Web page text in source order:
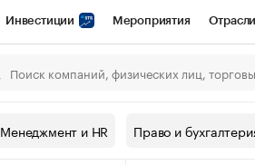
Инвестиции Мероприятия Отрасли
Конференции СПб Спецпроекты
Менеджмент и HR Право и